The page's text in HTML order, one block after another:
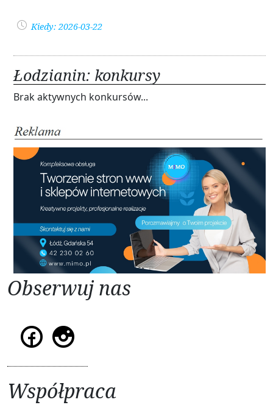
Kiedy: 2026-03-22
Łodzianin: konkursy
Brak aktywnych konkursów...
Obserwuj nas
Współpraca